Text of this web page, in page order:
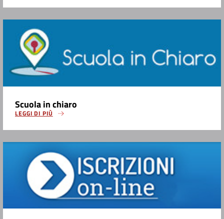
Scuola in chiaro
LEGGI DI PIÙ